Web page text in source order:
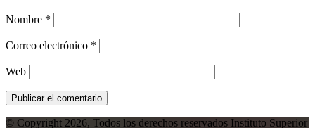
Nombre *
Correo electrónico *
Web
© Copyright 2026, Todos los derechos reservados Instituto Superior